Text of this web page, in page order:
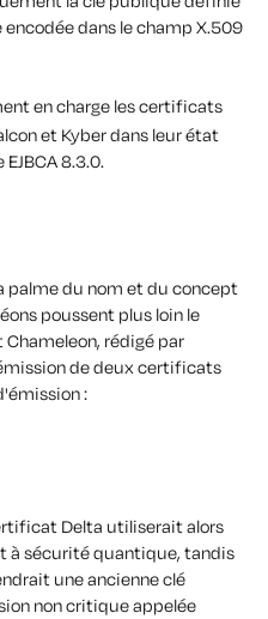
dans le champ X.509
en charge les certificats
et Kyber dans leur état
8.3.0.
palme du nom et du concept
poussent plus loin le
rédigé par
de deux certificats
:
Delta utiliserait alors
à sécurité quantique, tandis
une ancienne clé
non critique appelée